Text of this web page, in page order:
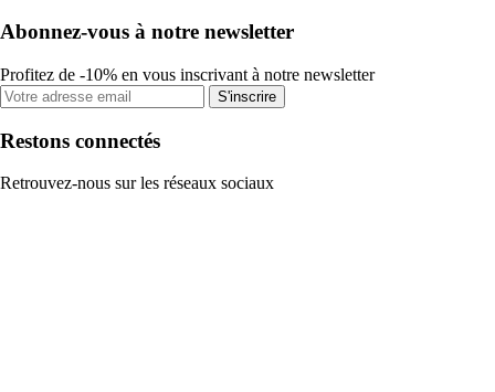
Abonnez-vous à notre newsletter
Profitez de -10% en vous inscrivant à notre newsletter
S'inscrire
Restons connectés
Retrouvez-nous sur les réseaux sociaux